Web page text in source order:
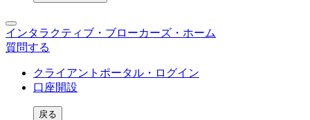
インタラクティブ・ブローカーズ・ホーム
質問する
クライアントポータル・ログイン
口座開設
戻る